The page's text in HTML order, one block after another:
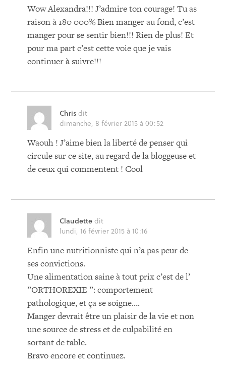
Wow Alexandra!!! J’admire ton courage! Tu as
raison à 180 000% Bien manger au fond, c’est
manger pour se sentir bien!!! Rien de plus! Et
pour ma part c’est cette voie que je vais
continuer à suivre!!!
Chris dit
dimanche, 8 février 2015 à 00:52
Waouh ! J’aime bien la liberté de penser qui
circule sur ce site, au regard de la bloggeuse et
de ceux qui commentent ! Cool
Claudette dit
lundi, 16 février 2015 à 10:16
Enfin une nutritionniste qui n’a pas peur de
ses convictions.
Une alimentation saine à tout prix c’est de l’
”ORTHOREXIE ”: comportement
pathologique, et ça se soigne….
Manger devrait être un plaisir de la vie et non
une source de stress et de culpabilité en
sortant de table.
Bravo encore et continuez.